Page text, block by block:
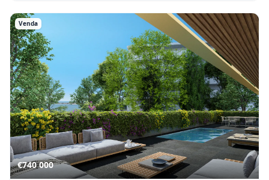
Venda
€740 000